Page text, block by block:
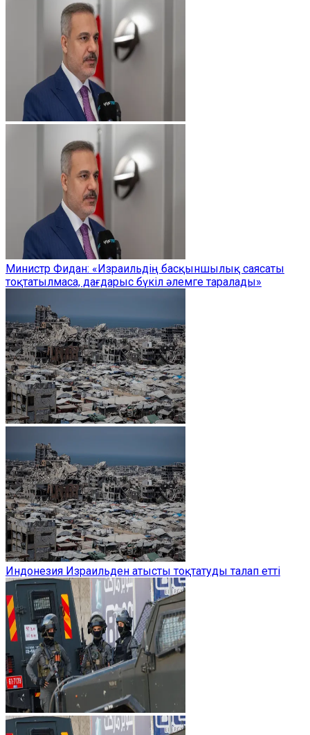
Министр Фидан: «Израильдің басқыншылық саясаты
тоқтатылмаса, дағдарыс бүкіл әлемге таралады»
Индонезия Израильден атысты тоқтатуды талап етті